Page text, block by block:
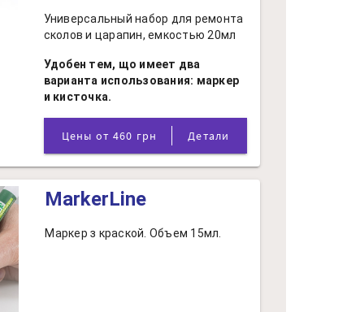
Универсальный набор для ремонта
сколов и царапин, емкостью 20мл
Удобен тем, що имеет два
варианта использования: маркер
и кисточка.
Цены от 460 грн Детали
MarkerLine
Маркер з краской. Объем 15мл.